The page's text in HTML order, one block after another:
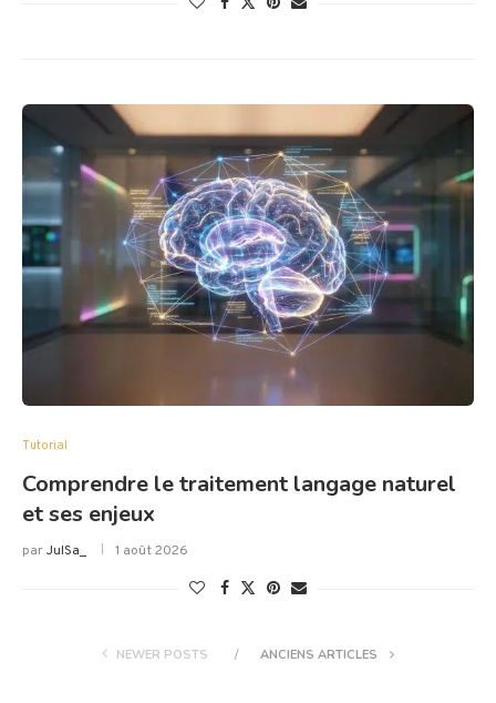
Tutorial
Comprendre le traitement langage naturel
et ses enjeux
parJulSa_ 1 août 2026
NEWER POSTS ANCIENS ARTICLES